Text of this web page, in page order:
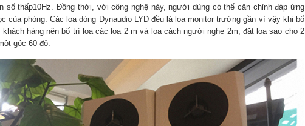
số thấp10Hz. Đồng thời, với công nghệ này, người dùng có thể căn chỉnh đáp ứng
của phòng. Các loa dòng Dynaudio LYD đều là loa monitor trường gần vì vậy khi bố
hàng nên bố trí loa các loa 2 m và loa cách người nghe 2m, đặt loa sao cho 2
góc 60 độ.